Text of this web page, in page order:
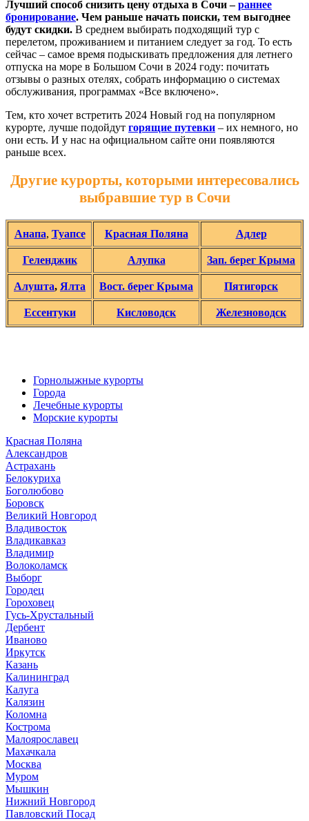
Лучший способ снизить цену отдыха в Сочи –раннее
бронирование. Чем раньше начать поиски, тем выгоднее
будут скидки. В среднем выбирать подходящий тур с
перелетом, проживанием и питанием следует за год. То есть
сейчас – самое время подыскивать предложения для летнего
отпуска на море в Большом Сочи в 2024 году: почитать
отзывы о разных отелях, собрать информацию о системах
обслуживания, программах «Все включено».
Тем, кто хочет встретить 2024 Новый год на популярном
курорте, лучше подойдут горящие путевки – их немного, но
они есть. И у нас на официальном сайте они появляются
раньше всех.
Другие курорты, которыми интересовались
выбравшие тур в Сочи
Анапа, Туапсе Красная Поляна Адлер
Геленджик Алупка Зап. берег Крыма
Алушта, Ялта Вост. берег Крыма Пятигорск
Ессентуки Кисловодск Железноводск
Горнолыжные курорты
Города
Лечебные курорты
Морские курорты
Красная Поляна
Александров
Астрахань
Белокуриха
Боголюбово
Боровск
Великий Новгород
Владивосток
Владикавказ
Владимир
Волоколамск
Выборг
Городец
Гороховец
Гусь-Хрустальный
Дербент
Иваново
Иркутск
Казань
Калининград
Калуга
Калязин
Коломна
Кострома
Малоярославец
Махачкала
Москва
Муром
Мышкин
Нижний Новгород
Павловский Посад